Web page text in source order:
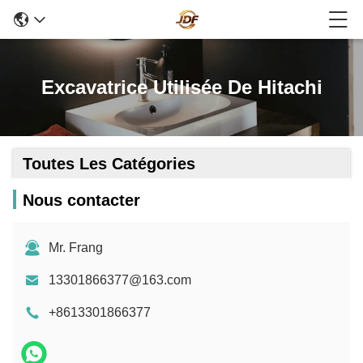
Excavatrice Utilisée De Hitachi
Toutes Les Catégories
Nous contacter
Mr. Frang
13301866377@163.com
+8613301866377